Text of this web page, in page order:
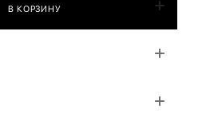
В КОРЗИНУ